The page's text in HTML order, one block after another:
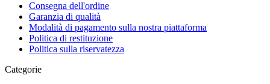
Consegna dell'ordine
Garanzia di qualità
Modalità di pagamento sulla nostra piattaforma
Politica di restituzione
Politica sulla riservatezza
Categorie